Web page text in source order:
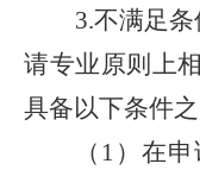
3.不满足
请专业原则上
具备以下条件之
（ 1 ）在